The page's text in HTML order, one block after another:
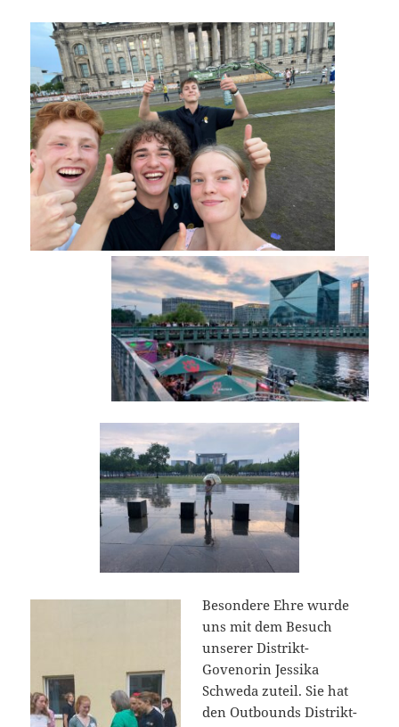
Besondere Ehre wurde
uns mit dem Besuch
unserer Distrikt-
Govenorin Jessika
Schweda zuteil. Sie hat
den Outbounds Distrikt-